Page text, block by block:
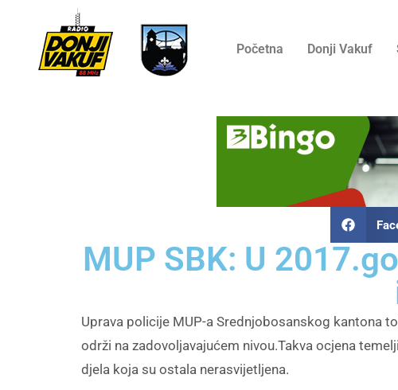
Početna Donji Vakuf
MUP SBK: U
Uprava policije MUP-a Srednjobosanskog kantona
održi na zadovoljavajućem nivou.Takva ocjena
djela koja su ostala nerasvijetljena.